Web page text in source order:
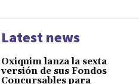
Latest news
Oxiquim lanza la sexta
versión de sus Fondos
Concursables para